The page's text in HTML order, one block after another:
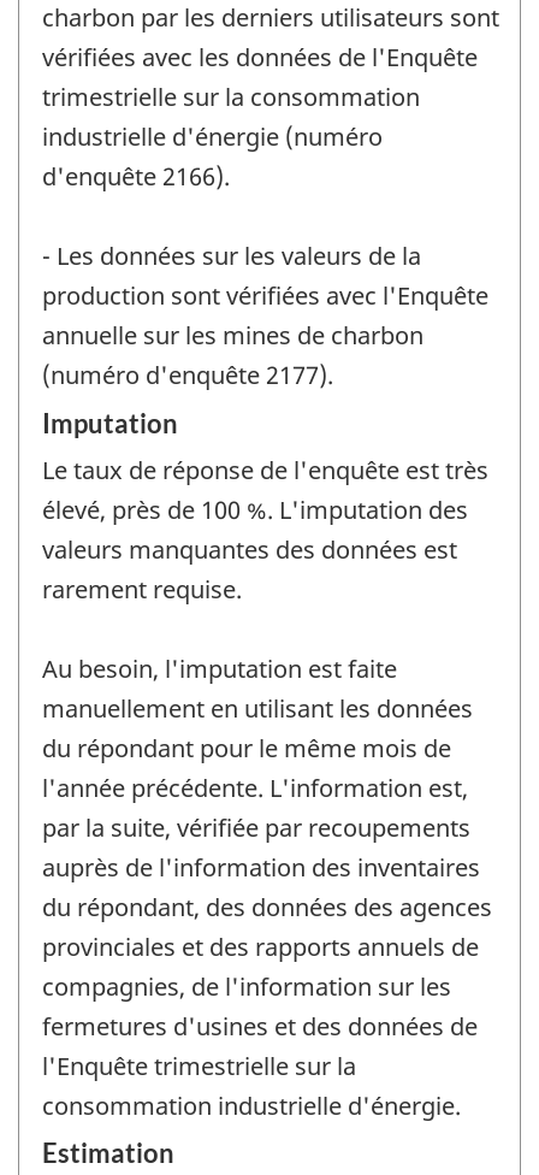
charbon par les derniers utilisateurs sont
vérifiées avec les données de l'Enquête
trimestrielle sur la consommation
industrielle d'énergie (numéro
d'enquête 2166).
- Les données sur les valeurs de la
production sont vérifiées avec l'Enquête
annuelle sur les mines de charbon
(numéro d'enquête 2177).
Imputation
Le taux de réponse de l'enquête est très
élevé, près de 100 %. L'imputation des
valeurs manquantes des données est
rarement requise.
Au besoin, l'imputation est faite
manuellement en utilisant les données
du répondant pour le même mois de
l'année précédente. L'information est,
par la suite, vérifiée par recoupements
auprès de l'information des inventaires
du répondant, des données des agences
provinciales et des rapports annuels de
compagnies, de l'information sur les
fermetures d'usines et des données de
l'Enquête trimestrielle sur la
consommation industrielle d'énergie.
Estimation